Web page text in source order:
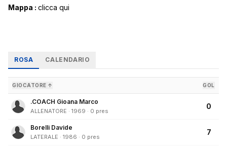
Mappa : clicca qui
ROSA CALENDARIO
GIOCATORE ↑ GOL
.COACH Gioana Marco
ALLENATORE · 1969 · 0 pres
0
Borelli Davide
LATERALE · 1986 · 0 pres
7